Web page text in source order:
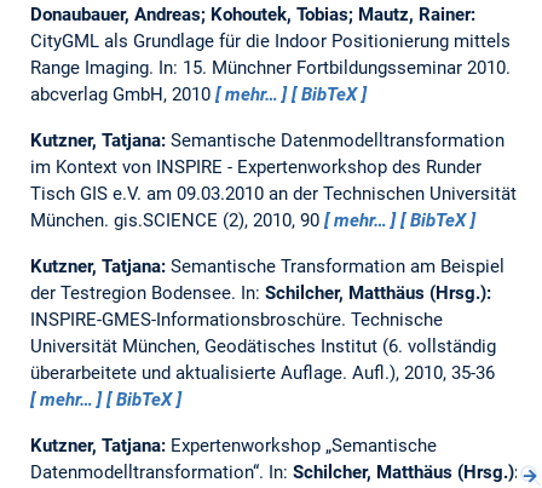
Donaubauer, Andreas; Kohoutek, Tobias; Mautz, Rainer:
CityGML als Grundlage für die Indoor Positionierung mittels
Range Imaging. In: 15. Münchner Fortbildungsseminar 2010.
abcverlag GmbH, 2010
mehr… BibTeX
Kutzner, Tatjana: Semantische Datenmodelltransformation
im Kontext von INSPIRE - Expertenworkshop des Runder
Tisch GIS e.V. am 09.03.2010 an der Technischen Universität
München. gis.SCIENCE (2), 2010, 90 mehr… BibTeX
Kutzner, Tatjana: Semantische Transformation am Beispiel
der Testregion Bodensee. In: Schilcher, Matthäus (Hrsg.):
INSPIRE-GMES-Informationsbroschüre. Technische
Universität München, Geodätisches Institut (6. vollständig
überarbeitete und aktualisierte Auflage. Aufl.), 2010, 35-36
mehr…
BibTeX
Kutzner, Tatjana: Expertenworkshop „Semantische
Datenmodelltransformation“. In: Schilcher, Matthäus (Hrsg.):